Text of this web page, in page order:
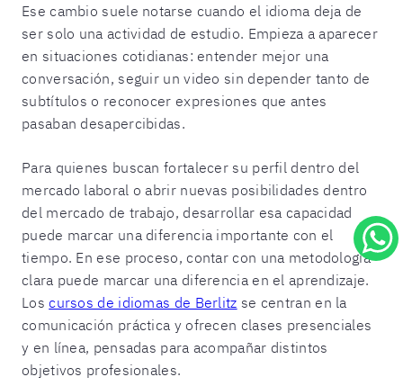
Ese cambio suele notarse cuando el idioma deja de
ser solo una actividad de estudio. Empieza a aparecer
en situaciones cotidianas: entender mejor una
conversación, seguir un video sin depender tanto de
subtítulos o reconocer expresiones que antes
pasaban desapercibidas.
Para quienes buscan fortalecer su perfil dentro del
mercado laboral o abrir nuevas posibilidades dentro
del mercado de trabajo, desarrollar esa capacidad
puede marcar una diferencia importante con el
tiempo. En ese proceso, contar con una metodología
clara puede marcar una diferencia en el aprendizaje.
Loscursos de idiomas de Berlitz se centran en la
comunicación práctica y ofrecen clases presenciales
y en línea, pensadas para acompañar distintos
objetivos profesionales.